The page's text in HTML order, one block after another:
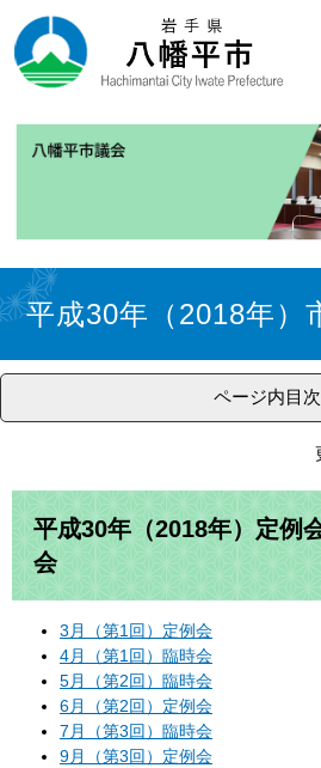
ー
ジ
ニ
ュ
文 平成30年（2018年）
ページ内目次
平成30年（2018年）定例
会
3月（第1回）定例会
4月（第1回）臨時会
5月（第2回）臨時会
6月（第2回）定例会
7月（第3回）臨時会
9月（第3回）定例会